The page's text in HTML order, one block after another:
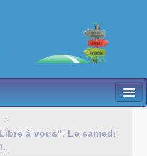
>
à vous", Le samedi